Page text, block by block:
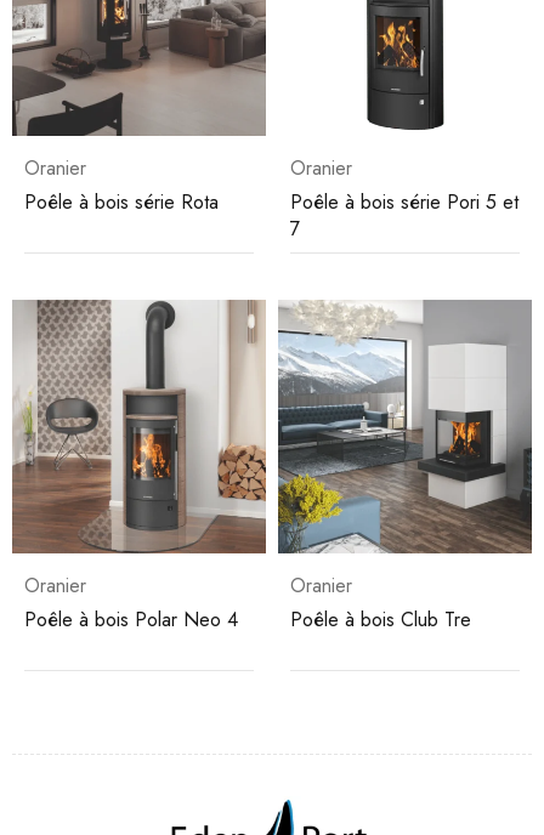
Oranier
Poêle à bois série Rota
Oranier
Poêle à bois série Pori 5 et
7
Oranier
Poêle à bois Polar Neo 4
Oranier
Poêle à bois Club Tre